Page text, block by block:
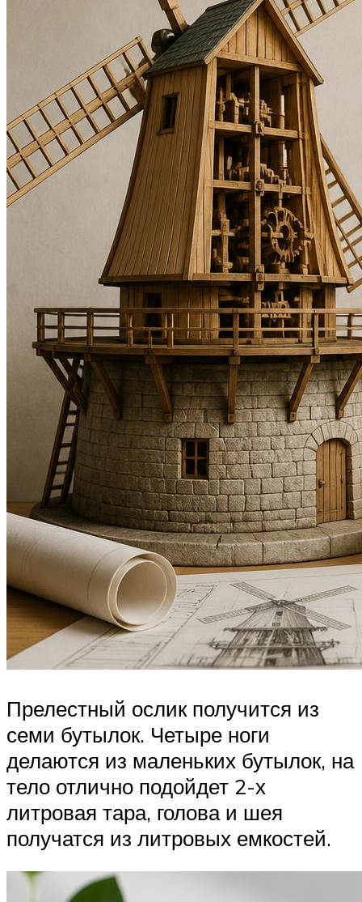
Прелестный ослик получится из
семи бутылок. Четыре ноги
делаются из маленьких бутылок, на
тело отлично подойдет 2-х
литровая тара, голова и шея
получатся из литровых емкостей.